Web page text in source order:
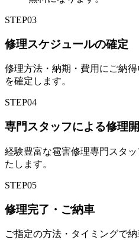
STEP03
修理スケジュールの確定
修理方法・納期・費用にご納
を確定します。
STEP04
専門スタッフによる修理
経験豊富な雹害修理専門スタ
たします。
STEP05
修理完了・ご納車
ご指定の方法・タイミングで納